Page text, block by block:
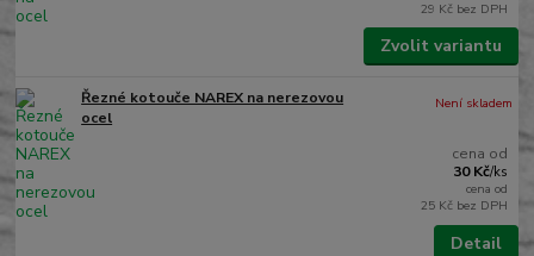
29 Kč bez DPH
Zvolit variantu
Řezné kotouče NAREX na nerezovou
ocel
cena od
30 Kč/ks
cena od
25 Kč bez DPH
Není skladem
Detail